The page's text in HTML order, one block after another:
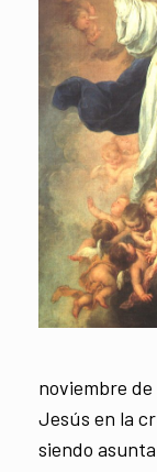
noviembre de
Jesús en la
siendo